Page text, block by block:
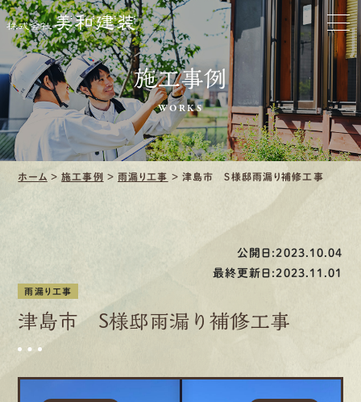
ホーム
お家をきれいに
会社をきれいに
クリーニング
施工事例
施工事例
WORKS
ホーム >施工事例 >雨漏り工事 > 津島市 S様邸雨漏り補修工事
公開日:2023.10.04
最終更新日:2023.11.01
雨漏り工事
津島市 S様邸雨漏り補修工事